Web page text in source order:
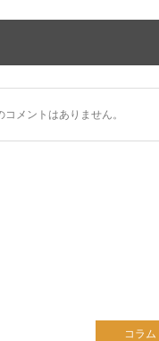
コメントはありません。
コラム